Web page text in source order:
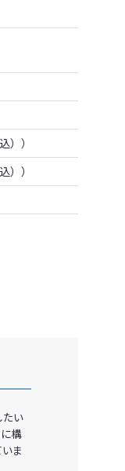
））
））
たい
構
ま